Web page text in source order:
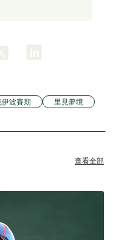
伊波賽期 里見夢境
查看全部